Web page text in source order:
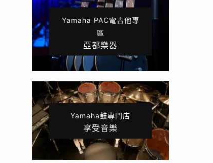
Yamaha PAC電吉他專
區
亞都樂器
Yamaha鼓專門店
享受音樂